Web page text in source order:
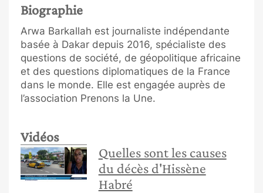
Biographie
Arwa Barkallah est journaliste indépendante
basée à Dakar depuis 2016, spécialiste des
questions de société, de géopolitique africaine
et des questions diplomatiques de la France
dans le monde. Elle est engagée auprès de
l’association Prenons la Une.
Vidéos
Quelles sont les causes
du décès d'Hissène
Habré